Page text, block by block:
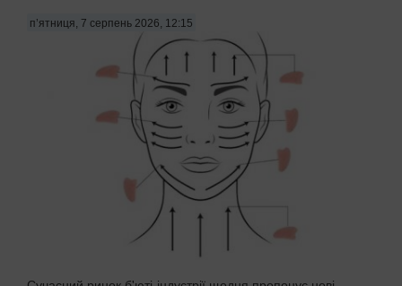
п’ятниця, 7 серпень 2026, 12:15